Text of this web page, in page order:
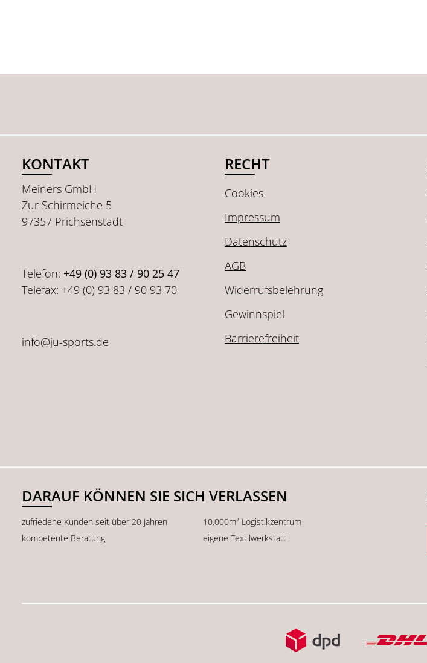
KONTAKT
Meiners GmbH
Zur Schirmeiche 5
97357 Prichsenstadt
Telefon: +49 (0) 93 83 / 90 25 47
Telefax: +49 (0) 93 83 / 90 93 70
info@ju-sports.de
RECHT
Cookies
Impressum
Datenschutz
AGB
Widerrufsbelehrung
Gewinnspiel
Barrierefreiheit
DARAUF KÖNNEN SIE SICH VERLASSEN
zufriedene Kunden seit über 20 Jahren
10.000m² Logistikzentrum
kompetente Beratung
eigene Textilwerkstatt